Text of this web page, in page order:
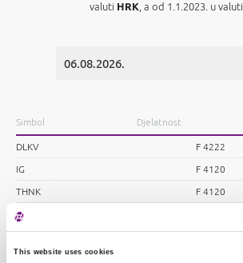
This website uses cookies
valuti HRK , a od 1.1.2023. u valuti
Simbol Djelatnost
DLKV F 4222
IG F 4120
THNK F 4120
VDZG